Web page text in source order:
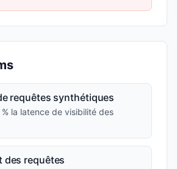
requêtes synthétiques
la latence de visibilité des
des requêtes